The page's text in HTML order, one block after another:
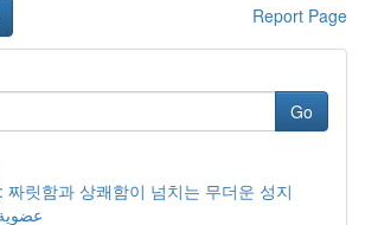
Report Page
Go
짜릿함과 상쾌함이 넘치는 무더운 성지